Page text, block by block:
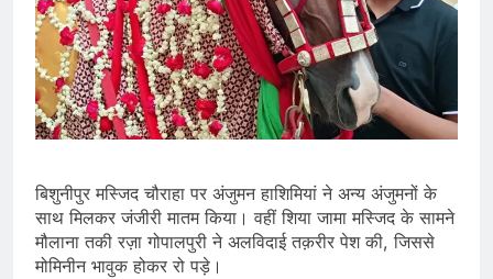
बिशुनीपुर मस्जिद चौराहा पर अंजुमन हाशिमियां ने अन्य अंजुमनों के
साथ मिलकर जंजीरी मातम किया। वहीं शिया जामा मस्जिद के सामने
मौलाना तकी रज़ा गोपालपुरी ने अलविदाई तक़रीर पेश की, जिससे
मोमिनीन भावुक होकर रो पड़े।